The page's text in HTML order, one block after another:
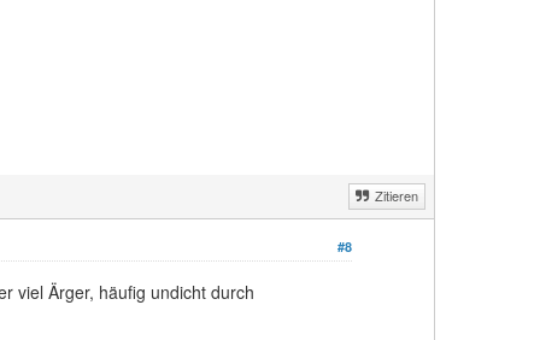
Zitieren
#8
viel Ärger, häufig undicht durch